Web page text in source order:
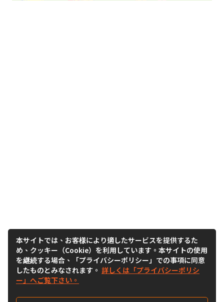
本サイトでは、お客様により適したサービスを提供するた
め、クッキー（Cookie）を利用しています。本サイトの使用
を継続する場合、「プライバシーポリシー」での事項に同意
したものとみなされます。 詳しくは「プライバシーポリシ
ー」へご覧下さい。